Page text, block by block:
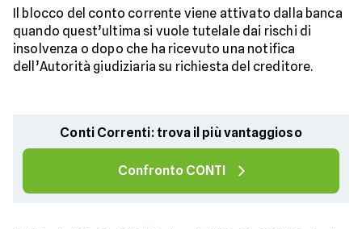
Il blocco del conto corrente viene attivato dalla banca
quando quest’ultima si vuole tutelale dai rischi di
insolvenza o dopo che ha ricevuto una notifica
dell’Autorità giudiziaria su richiesta del creditore.
Conti Correnti: trova il più vantaggioso
Confronto CONTI